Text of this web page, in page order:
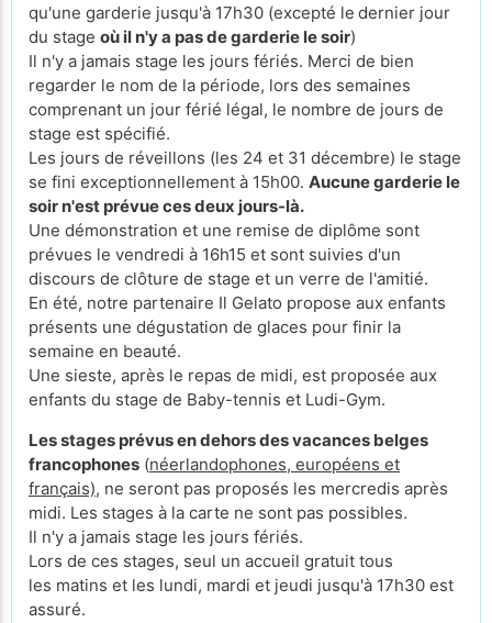
qu'une garderie jusqu'à 17h30 (excepté le dernier jour
du stage où il n'y a pas de garderie le soir)
Il n'y a jamais stage les jours fériés. Merci de bien
regarder le nom de la période, lors des semaines
comprenant un jour férié légal, le nombre de jours de
stage est spécifié.
Les jours de réveillons (les 24 et 31 décembre) le stage
se fini exceptionnellement à 15h00. Aucune garderie le
soir n'est prévue ces deux jours-là.
Une démonstration et une remise de diplôme sont
prévues le vendredi à 16h15 et sont suivies d'un
discours de clôture de stage et un verre de l'amitié.
En été, notre partenaire Il Gelato propose aux enfants
présents une dégustation de glaces pour finir la
semaine en beauté.
Une sieste, après le repas de midi, est proposée aux
enfants du stage de Baby-tennis et Ludi-Gym.
Les stages prévus en dehors des vacances belges
francophones (néerlandophones, européens et
français), ne seront pas proposés les mercredis après
midi. Les stages à la carte ne sont pas possibles.
Il n'y a jamais stage les jours fériés.
Lors de ces stages, seul un accueil gratuit tous
les matins et les lundi, mardi et jeudi jusqu'à 17h30 est
assuré.